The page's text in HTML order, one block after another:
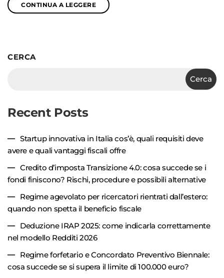
CONTINUA A LEGGERE
CERCA
Cerca
Recent Posts
Startup innovativa in Italia cos’è, quali requisiti deve
avere e quali vantaggi fiscali offre
Credito d’imposta Transizione 4.0: cosa succede se i
fondi finiscono? Rischi, procedure e possibili alternative
Regime agevolato per ricercatori rientrati dall’estero:
quando non spetta il beneficio fiscale
Deduzione IRAP 2025: come indicarla correttamente
nel modello Redditi 2026
Regime forfetario e Concordato Preventivo Biennale:
cosa succede se si supera il limite di 100.000 euro?